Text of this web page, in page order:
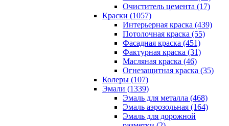
Очиститель цемента (17)
Краски (1057)
Интерьерная краска (439)
Потолочная краска (55)
Фасадная краска (451)
Фактурная краска (31)
Масляная краска (46)
Огнезащитная краска (35)
Колеры (107)
Эмали (1339)
Эмаль для металла (468)
Эмаль аэрозольная (164)
Эмаль для дорожной